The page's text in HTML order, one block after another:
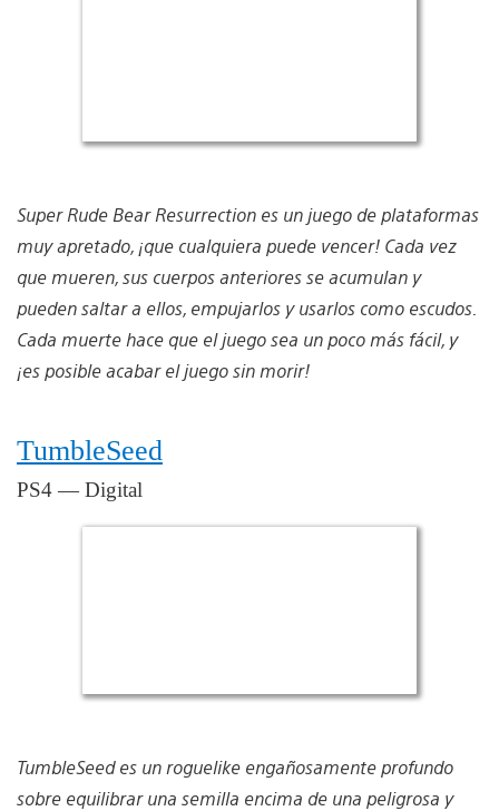
Super Rude Bear Resurrection es un juego de plataformas
muy apretado, ¡que cualquiera puede vencer! Cada vez
que mueren, sus cuerpos anteriores se acumulan y
pueden saltar a ellos, empujarlos y usarlos como escudos.
Cada muerte hace que el juego sea un poco más fácil, y
¡es posible acabar el juego sin morir!
TumbleSeed
PS4 — Digital
TumbleSeed es un roguelike engañosamente profundo
sobre equilibrar una semilla encima de una peligrosa y